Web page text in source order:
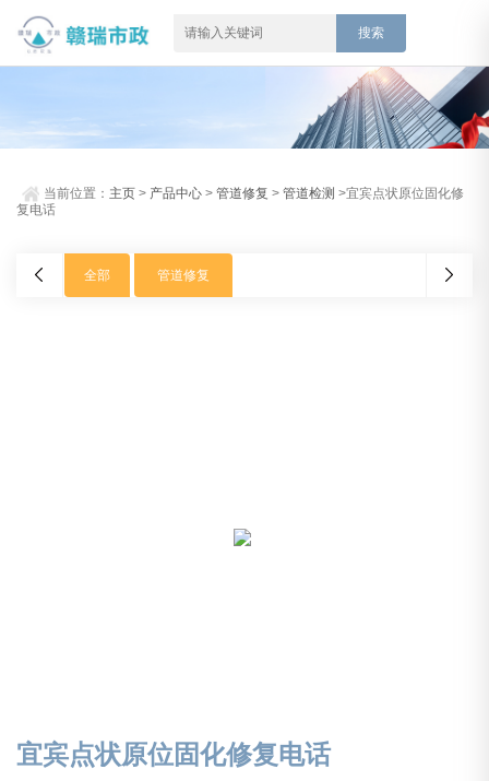
当前位置： 主页 > 产品中心 >管道修复 >管道检测 >宜宾点状原位固化修
复电话
全部 管道修复
宜宾点状原位固化修复电话